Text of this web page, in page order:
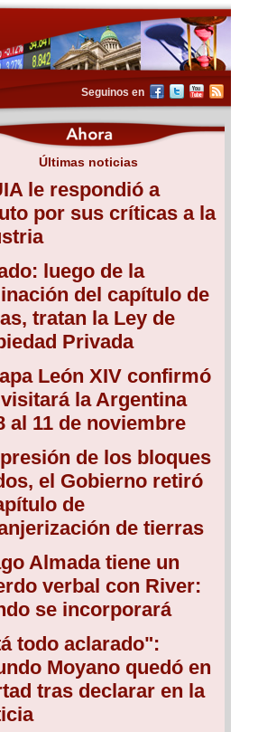
Seguinos en
Últimas noticias
le respondió a
por sus críticas a la
luego de la
del capítulo de
tratan la Ley de
Privada
León XIV confirmó
la Argentina
al 11 de noviembre
de los bloques
el Gobierno retiró
de
de tierras
Almada tiene un
verbal con River:
se incorporará
todo aclarado":
Moyano quedó en
tras declarar en la